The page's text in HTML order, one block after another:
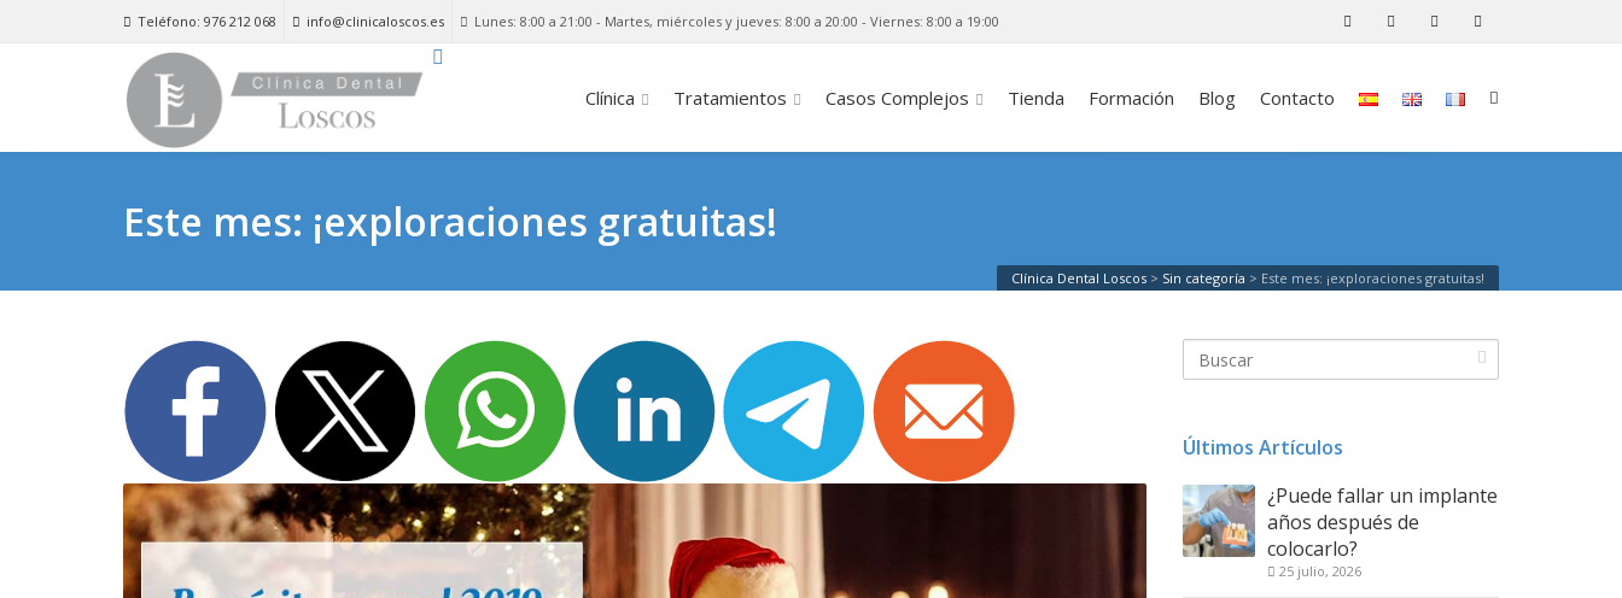
Teléfono: 976 212 068 info@clinicaloscos.es Lunes: 8:00 a 21:00 - Martes, miércoles y jueves: 8:00 a 20:00 - Viernes: 8:00 a 19:00
Clínica Tratamientos Casos Complejos Tienda Formación Blog Contacto
Este mes: ¡exploraciones gratuitas!
Clínica Dental Loscos > Sin categoría > Este mes: ¡exploraciones gratuitas!
Últimos Artículos
¿Puede fallar un implante
años después de
colocarlo?
25 julio, 2026